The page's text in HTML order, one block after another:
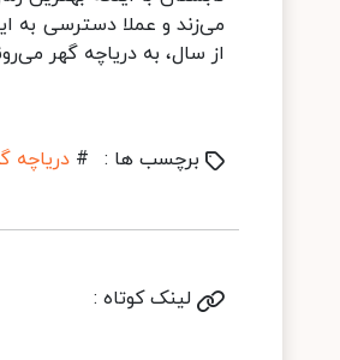
می‌زند و عملا دسترسی به
از سال، به دریاچه گهر
برچسب ها : # دریاچه
لینک کوتاه :